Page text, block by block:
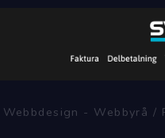
Webbdesign - Webbyrå /